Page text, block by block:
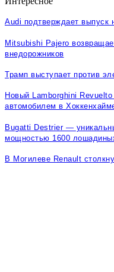
Audi подтверждает выпуск
Mitsubishi Pajero
внедорожников
Трамп выступает против
Новый Lamborghini
автомобилем в
Bugatti Destrier —
мощностью 1600
В Могилеве Renault